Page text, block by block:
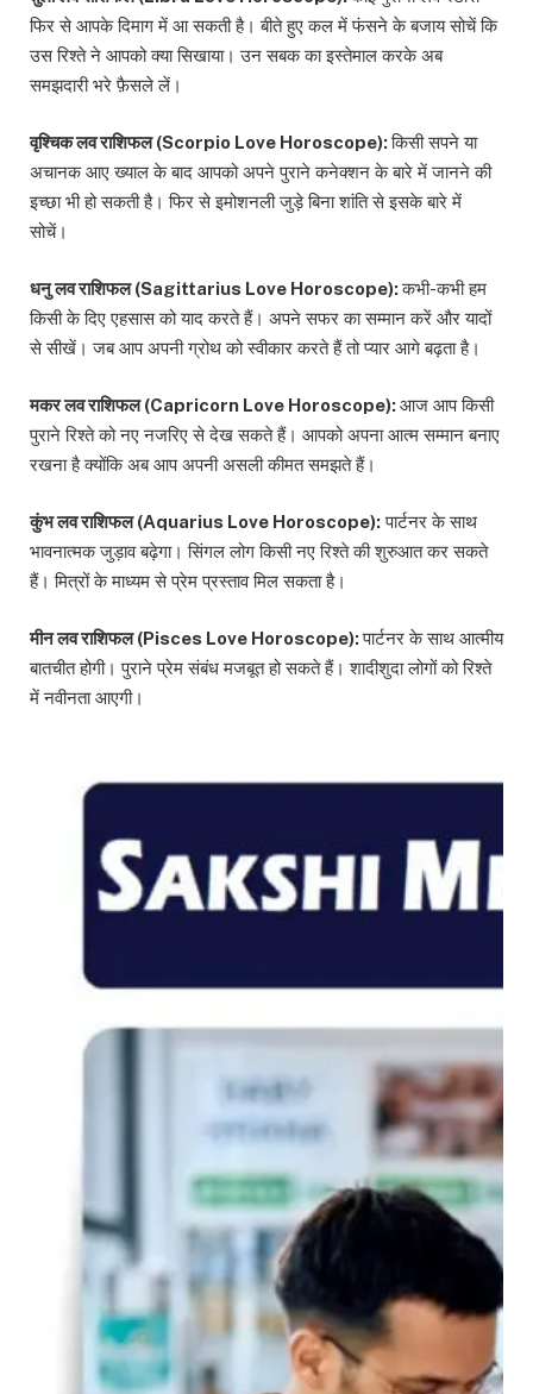
फिर से आपके दिमाग में आ सकती है। बीते हुए कल में फंसने के बजाय सोचें कि
उस रिश्ते ने आपको क्या सिखाया। उन सबक का इस्तेमाल करके अब
समझदारी भरे फ़ैसले लें।
वृश्चिक लव राशिफल (Scorpio Love Horoscope):किसी सपने या
अचानक आए ख्याल के बाद आपको अपने पुराने कनेक्शन के बारे में जानने की
इच्छा भी हो सकती है। फिर से इमोशनली जुड़े बिना शांति से इसके बारे में
सोचें।
धनु लव राशिफल (Sagittarius Love Horoscope):कभी-कभी हम
किसी के दिए एहसास को याद करते हैं। अपने सफर का सम्मान करें और यादों
से सीखें। जब आप अपनी ग्रोथ को स्वीकार करते हैं तो प्यार आगे बढ़ता है।
मकर लव राशिफल (Capricorn Love Horoscope):आज आप किसी
पुराने रिश्ते को नए नजरिए से देख सकते हैं। आपको अपना आत्म सम्मान बनाए
रखना है क्योंकि अब आप अपनी असली कीमत समझते हैं।
कुंभ लव राशिफल (Aquarius Love Horoscope):पार्टनर के साथ
भावनात्मक जुड़ाव बढ़ेगा। सिंगल लोग किसी नए रिश्ते की शुरुआत कर सकते
हैं। मित्रों के माध्यम से प्रेम प्रस्ताव मिल सकता है।
मीन लव राशिफल (Pisces Love Horoscope):पार्टनर के साथ आत्मीय
बातचीत होगी। पुराने प्रेम संबंध मजबूत हो सकते हैं। शादीशुदा लोगों को रिश्ते
में नवीनता आएगी।